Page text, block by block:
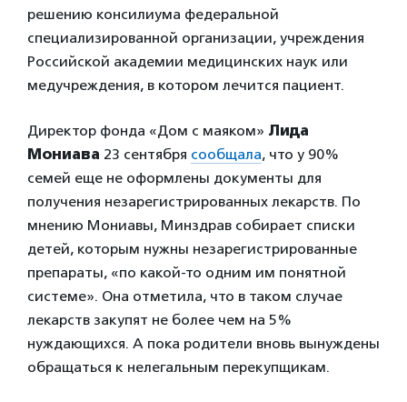
решению консилиума федеральной
специализированной организации, учреждения
Российской академии медицинских наук или
медучреждения, в котором лечится пациент.
Директор фонда «Дом с маяком» Лида
Мониава 23 сентября сообщала, что у 90%
семей еще не оформлены документы для
получения незарегистрированных лекарств. По
мнению Мониавы, Минздрав собирает списки
детей, которым нужны незарегистрированные
препараты, «по какой-то одним им понятной
системе». Она отметила, что в таком случае
лекарств закупят не более чем на 5%
нуждающихся. А пока родители вновь вынуждены
обращаться к нелегальным перекупщикам.